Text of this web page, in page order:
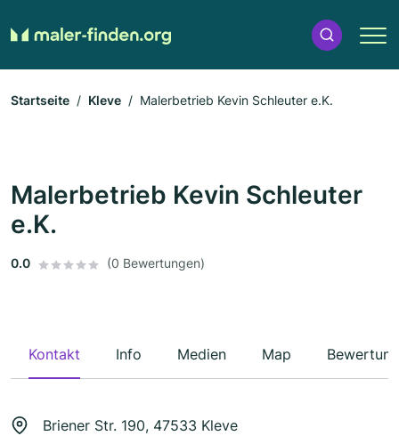
Startseite Kleve Malerbetrieb Kevin Schleuter e.K.
Malerbetrieb Kevin Schleuter
e.K.
0.0 (0 Bewertungen)
Kontakt Info Medien Map
Briener Str. 190, 47533 Kleve